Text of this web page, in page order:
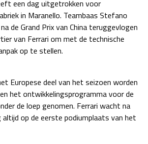
za 22:00 - 23:00
PRIX 2026 20 - 22 nov
zo 05:00 - 07:00
2026
za 15:00 - 16:00
zo 14:00 - 16:00
een dag uitgetrokken voor
in Maranello. Teambaas Stefano
de Grand Prix van China teruggevlogen
van Ferrari om met de technische
op te stellen.
Europese deel van het seizoen worden
het ontwikkelingsprogramma voor de
de loep genomen. Ferrari wacht na
altijd op de eerste podiumplaats van het